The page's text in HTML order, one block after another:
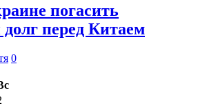
погасить
перед Китаем
0